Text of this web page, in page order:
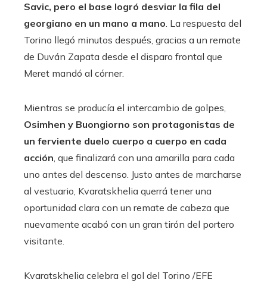
Savic, pero el base logró desviar la fila del
georgiano en un mano a mano. La respuesta del
Torino llegó minutos después, gracias a un remate
de Duván Zapata desde el disparo frontal que
Meret mandó al córner.
Mientras se producía el intercambio de golpes,
Osimhen y Buongiorno son protagonistas de
un ferviente duelo cuerpo a cuerpo en cada
acción, que finalizará con una amarilla para cada
uno antes del descenso. Justo antes de marcharse
al vestuario, Kvaratskhelia querrá tener una
oportunidad clara con un remate de cabeza que
nuevamente acabó con un gran tirón del portero
visitante.
Kvaratskhelia celebra el gol del Torino /EFE